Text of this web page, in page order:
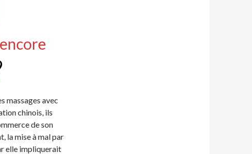
massages avec
chinois, ils
de son
la mise à mal par
elle impliquerait